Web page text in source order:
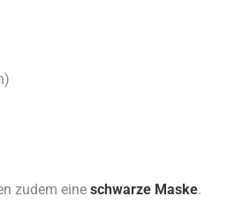
zudem eine schwarze Maske.